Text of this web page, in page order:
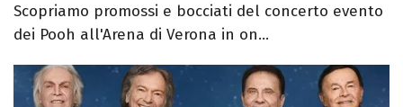
Scopriamo promossi e bocciati del concerto evento
dei Pooh all'Arena di Verona in on...